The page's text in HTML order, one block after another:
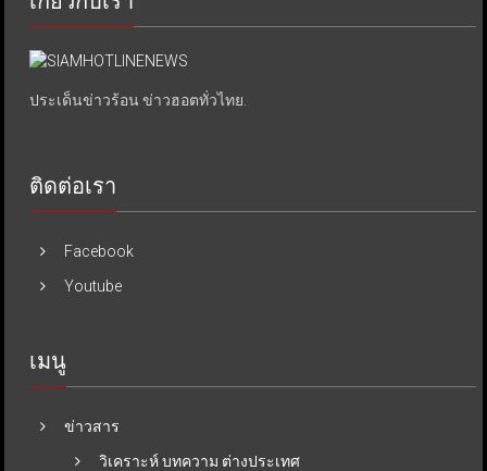
ประเด็นข่าวร้อน ข่าวฮอตทั่วไทย.
ติดต่อเรา
Facebook
Youtube
เมนู
ข่าวสาร
วิเคราะห์ บทความ ต่างประเทศ